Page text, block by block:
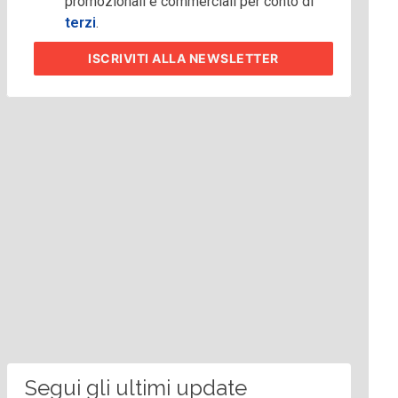
terzi.
ISCRIVITIALLA NEWSLETTER
Segui gli ultimi update